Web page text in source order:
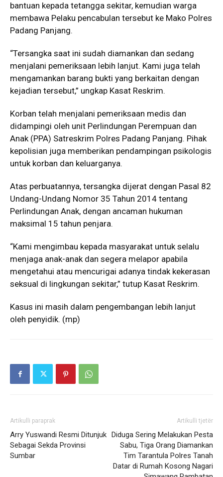
bantuan kepada tetangga sekitar, kemudian warga
membawa Pelaku pencabulan tersebut ke Mako Polres
Padang Panjang.
“Tersangka saat ini sudah diamankan dan sedang
menjalani pemeriksaan lebih lanjut. Kami juga telah
mengamankan barang bukti yang berkaitan dengan
kejadian tersebut,” ungkap Kasat Reskrim.
Korban telah menjalani pemeriksaan medis dan
didampingi oleh unit Perlindungan Perempuan dan
Anak (PPA) Satreskrim Polres Padang Panjang. Pihak
kepolisian juga memberikan pendampingan psikologis
untuk korban dan keluarganya.
Atas perbuatannya, tersangka dijerat dengan Pasal 82
Undang-Undang Nomor 35 Tahun 2014 tentang
Perlindungan Anak, dengan ancaman hukuman
maksimal 15 tahun penjara.
“Kami mengimbau kepada masyarakat untuk selalu
menjaga anak-anak dan segera melapor apabila
mengetahui atau mencurigai adanya tindak kekerasan
seksual di lingkungan sekitar,” tutup Kasat Reskrim.
Kasus ini masih dalam pengembangan lebih lanjut
oleh penyidik. (mp)
Artikulli paraprak
Arry Yuswandi Resmi Ditunjuk
Sebagai Sekda Provinsi
Sumbar
Artikulli tjetër
Diduga Sering Melakukan Pesta
Sabu, Tiga Orang Diamankan
Tim Tarantula Polres Tanah
Datar di Rumah Kosong Nagari